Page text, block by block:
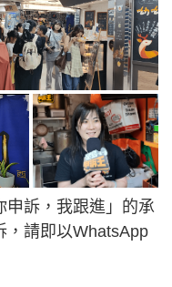
申訴，我跟進」的承
，請即以WhatsApp